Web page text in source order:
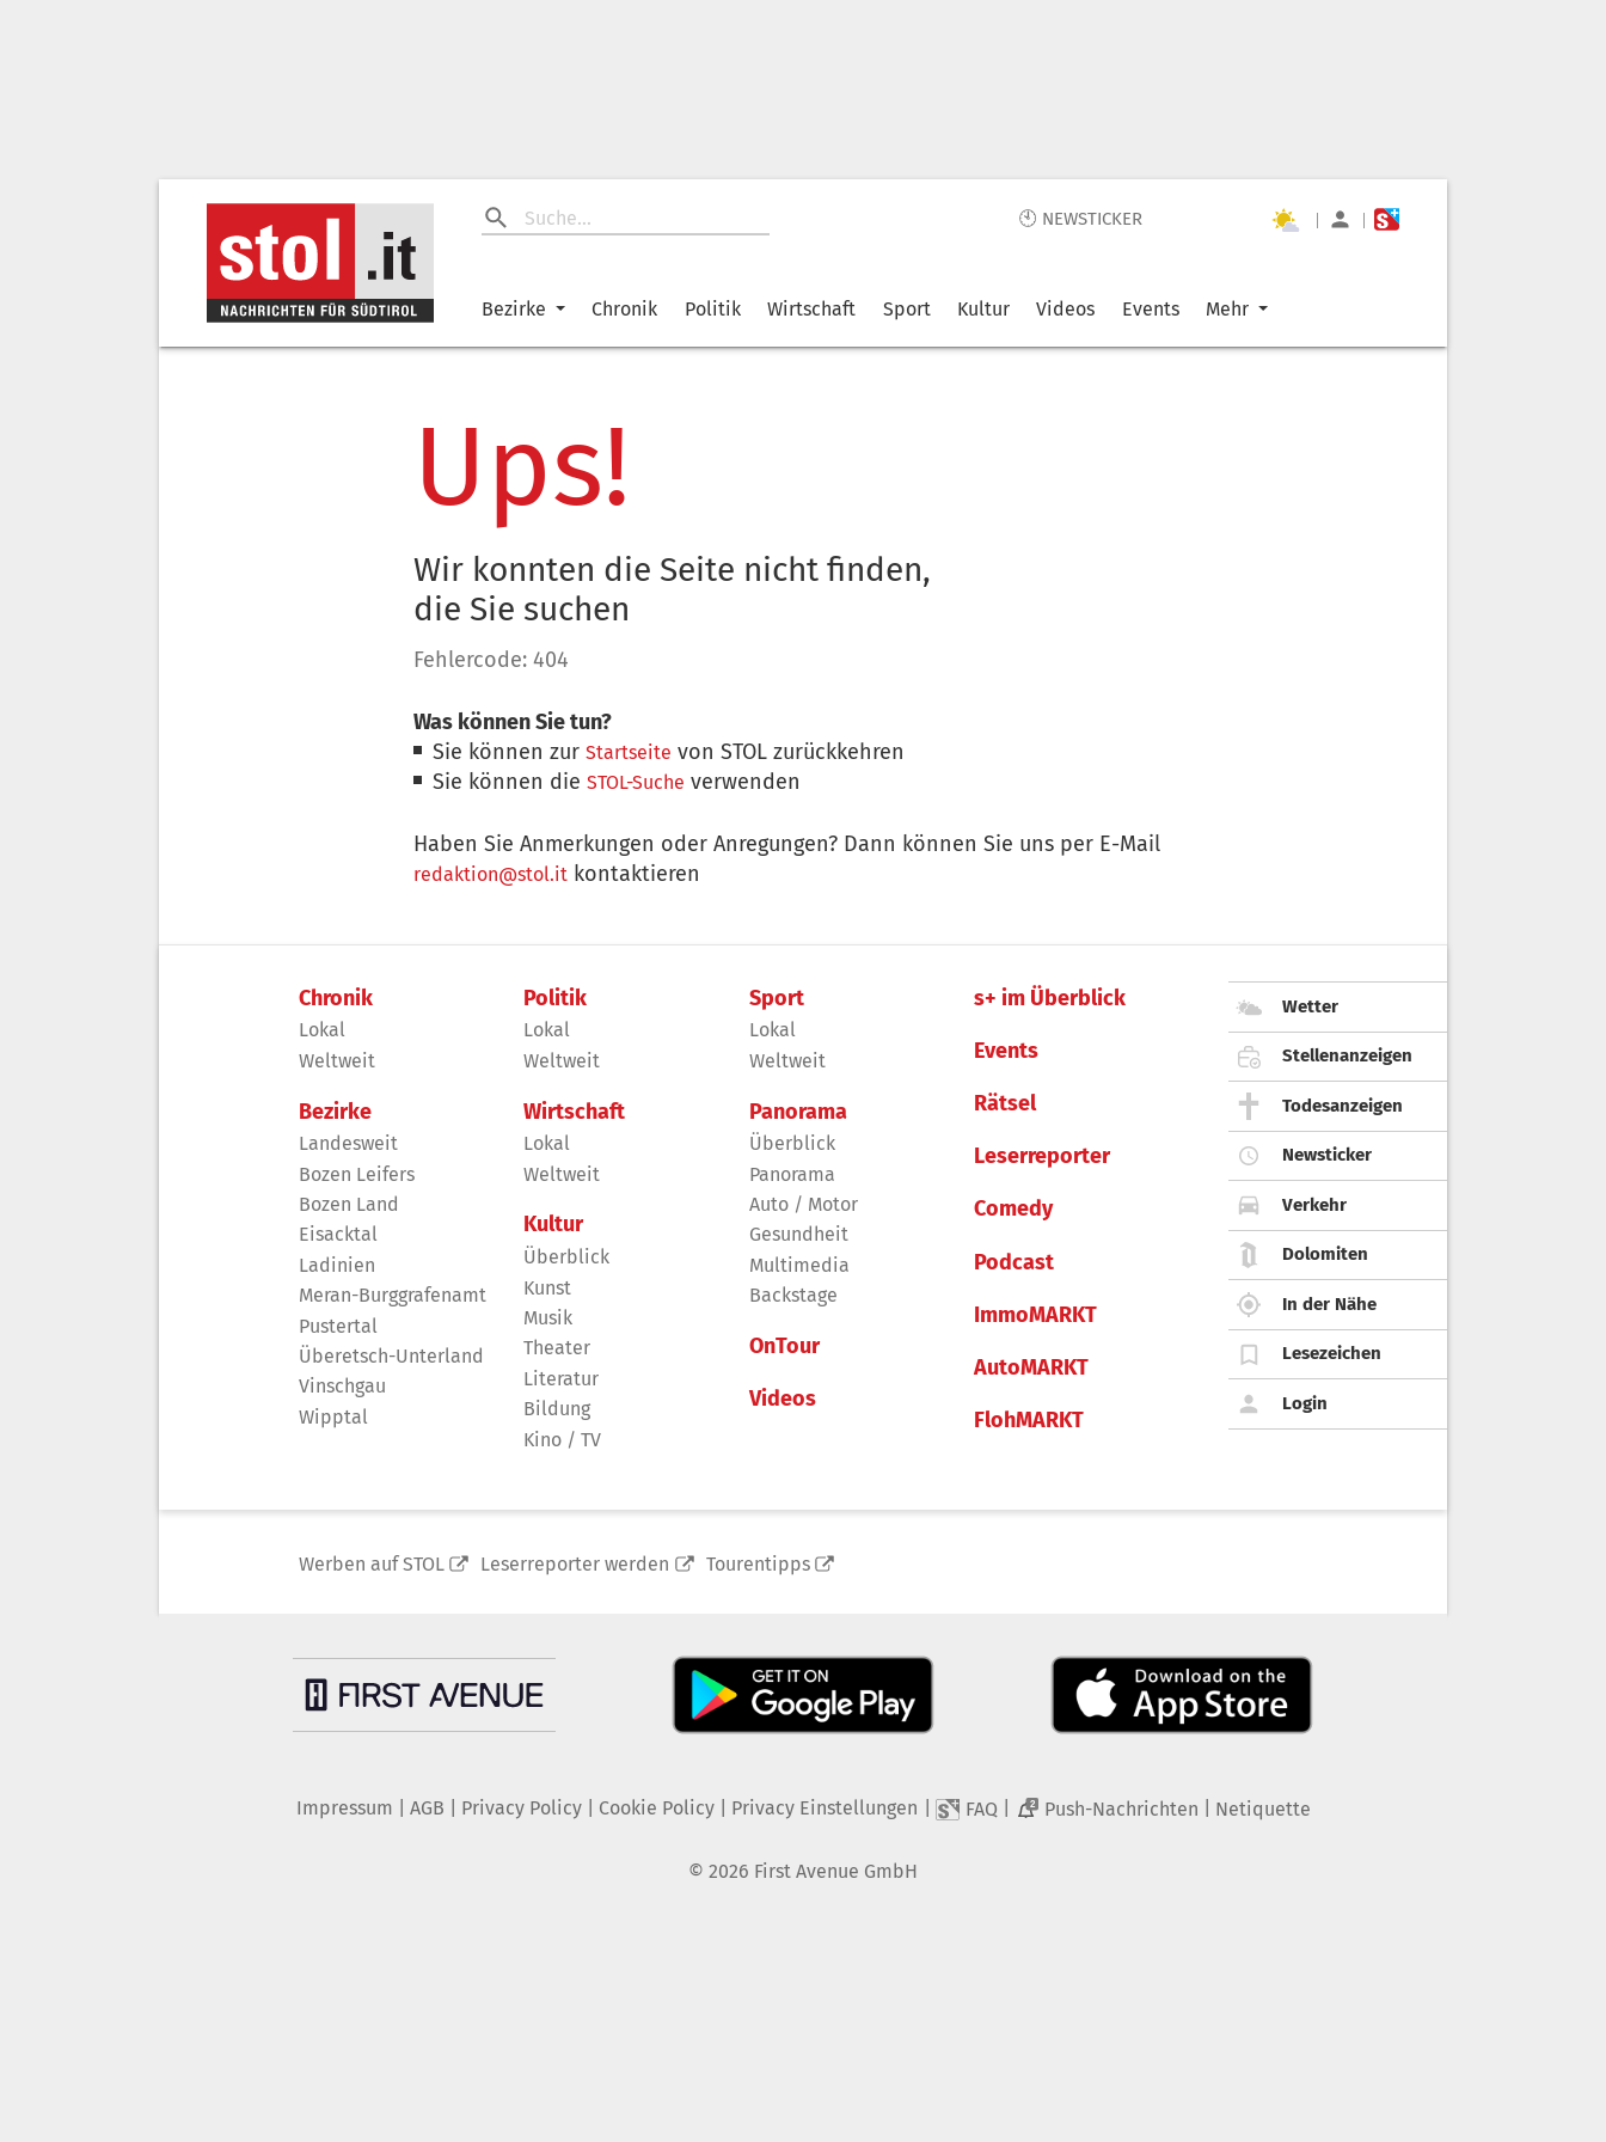
🕙 NEWSTICKER | |
Bezirke Chronik Politik Wirtschaft Sport Kultur Videos Events Mehr
Ups!
Wir konnten die Seite nicht finden,
die Sie suchen
Fehlercode: 404
Was können Sie tun?
Sie können zurStartseite von STOL zurückkehren
Sie können dieSTOL-Suche verwenden
Haben Sie Anmerkungen oder Anregungen? Dann können Sie uns per E-Mail
redaktion@stol.it kontaktieren
Chronik
Lokal
Weltweit
Bezirke
Landesweit
Bozen Leifers
Bozen Land
Eisacktal
Ladinien
Meran-Burggrafenamt
Pustertal
Überetsch-Unterland
Vinschgau
Wipptal
Politik
Lokal
Weltweit
Wirtschaft
Lokal
Weltweit
Kultur
Überblick
Kunst
Musik
Theater
Literatur
Bildung
Kino / TV
Sport
Lokal
Weltweit
Panorama
Überblick
Panorama
Auto / Motor
Gesundheit
Multimedia
Backstage
OnTour
Videos
s+ im Überblick
Events
Rätsel
Leserreporter
Comedy
Podcast
ImmoMARKT
AutoMARKT
FlohMARKT
Wetter
Stellenanzeigen
Todesanzeigen
Newsticker
Verkehr
Dolomiten
In der Nähe
Lesezeichen
Login
Werben auf STOL Leserreporter werden Tourentipps
Impressum AGB Privacy Policy| Cookie Policy| Privacy Einstellungen FAQ 2 Push-Nachrichten Netiquette
© 2026 First Avenue GmbH